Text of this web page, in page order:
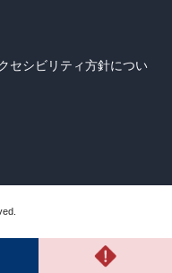
セシビリティ方針につい